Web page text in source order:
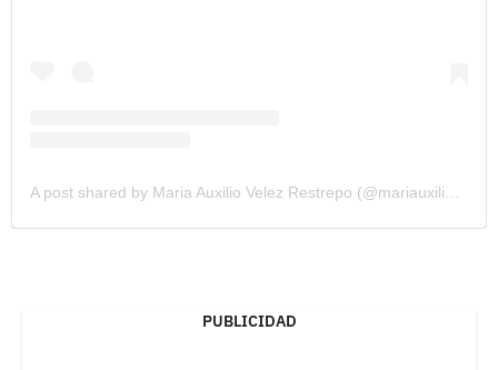
A post shared by Maria Auxilio Velez Restrepo (@mariauxiliovelez)
PUBLICIDAD